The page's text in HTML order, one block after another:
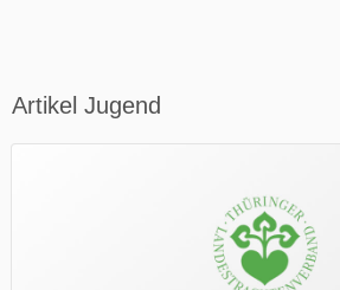
Artikel Jugend